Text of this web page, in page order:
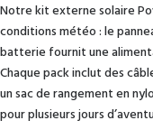
Notre kit externe solaire
conditions météo : le
batterie fournit une
Chaque pack inclut des
un sac de rangement en
pour plusieurs jours